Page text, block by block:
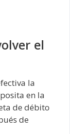
el
la
en la
de débito
de